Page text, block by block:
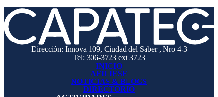
Dirección: Innova 109, Ciudad del Saber , Nro 4-3
Tel: 306-3723 ext 3723
INICIO
AFÍLIESE
NOTICIAS & BLOGS
DIRECTORIO